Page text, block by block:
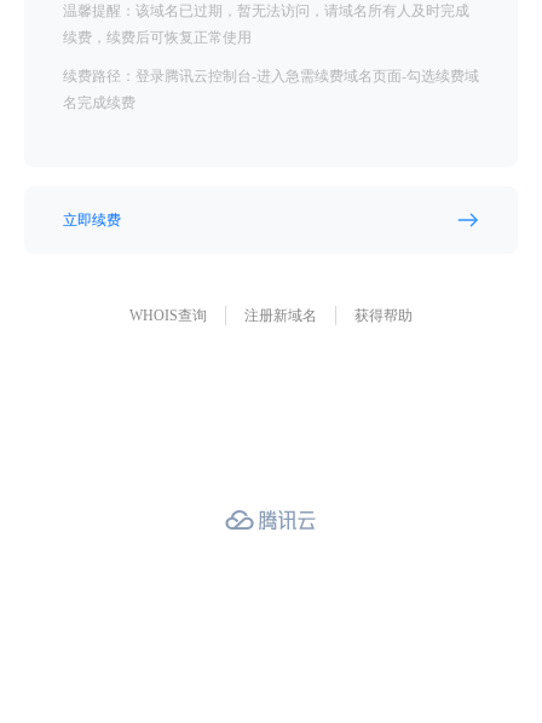
温馨提醒：该域名已过期，暂无法访问，请域名所有人及时完成
续费，续费后可恢复正常使用
续费路径：登录腾讯云控制台-进入急需续费域名页面-勾选续费域
名完成续费
立即续费
WHOIS查询 注册新域名 获得帮助